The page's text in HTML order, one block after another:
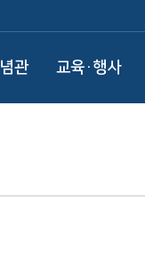
관 교육·행사